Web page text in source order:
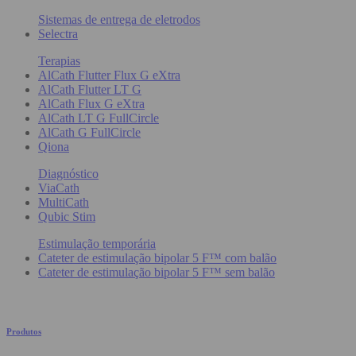
Sistemas de entrega de eletrodos
Selectra
Terapias
AlCath Flutter Flux G eXtra
AlCath Flutter LT G
AlCath Flux G eXtra
AlCath LT G FullCircle
AlCath G FullCircle
Qiona
Diagnóstico
ViaCath
MultiCath
Qubic Stim
Estimulação temporária
Cateter de estimulação bipolar 5 F™ com balão
Cateter de estimulação bipolar 5 F™ sem balão
Produtos